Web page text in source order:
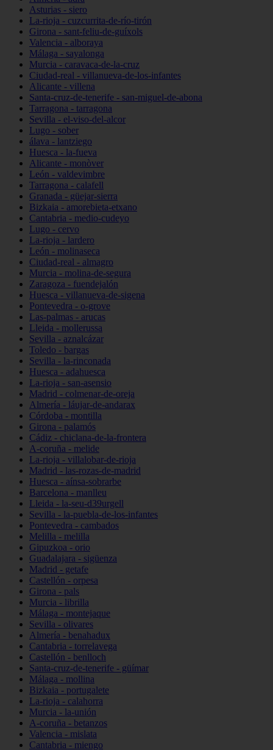
Asturias - siero
La-rioja - cuzcurrita-de-río-tirón
Girona - sant-feliu-de-guíxols
Valencia - alboraya
Málaga - sayalonga
Murcia - caravaca-de-la-cruz
Ciudad-real - villanueva-de-los-infantes
Alicante - villena
Santa-cruz-de-tenerife - san-miguel-de-abona
Tarragona - tarragona
Sevilla - el-viso-del-alcor
Lugo - sober
álava - lantziego
Huesca - la-fueva
Alicante - monòver
León - valdevimbre
Tarragona - calafell
Granada - güejar-sierra
Bizkaia - amorebieta-etxano
Cantabria - medio-cudeyo
Lugo - cervo
La-rioja - lardero
León - molinaseca
Ciudad-real - almagro
Murcia - molina-de-segura
Zaragoza - fuendejalón
Huesca - villanueva-de-sigena
Pontevedra - o-grove
Las-palmas - arucas
Lleida - mollerussa
Sevilla - aznalcázar
Toledo - bargas
Sevilla - la-rinconada
Huesca - adahuesca
La-rioja - san-asensio
Madrid - colmenar-de-oreja
Almería - láujar-de-andarax
Córdoba - montilla
Girona - palamós
Cádiz - chiclana-de-la-frontera
A-coruña - melide
La-rioja - villalobar-de-rioja
Madrid - las-rozas-de-madrid
Huesca - aínsa-sobrarbe
Barcelona - manlleu
Lleida - la-seu-d39urgell
Sevilla - la-puebla-de-los-infantes
Pontevedra - cambados
Melilla - melilla
Gipuzkoa - orio
Guadalajara - sigüenza
Madrid - getafe
Castellón - orpesa
Girona - pals
Murcia - librilla
Málaga - montejaque
Sevilla - olivares
Almería - benahadux
Cantabria - torrelavega
Castellón - benlloch
Santa-cruz-de-tenerife - güímar
Málaga - mollina
Bizkaia - portugalete
La-rioja - calahorra
Murcia - la-unión
A-coruña - betanzos
Valencia - mislata
Cantabria - miengo